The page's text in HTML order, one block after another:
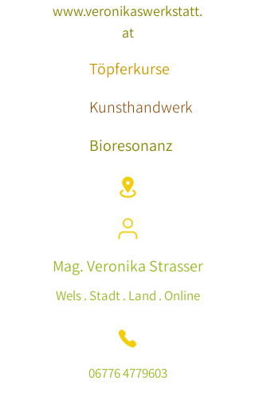
www.veronikaswerkstatt.
at
Töpferkurse
Kunsthandwerk
Bioresonanz
Mag. Veronika Strasser
Wels . Stadt . Land . Online
06776 4779603